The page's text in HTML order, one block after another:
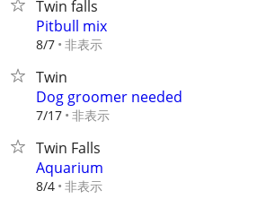
Twin falls
Pitbull mix
8/7 非表示
Twin
Dog groomer needed
7/17 非表示
Twin Falls
Aquarium
8/4 非表示